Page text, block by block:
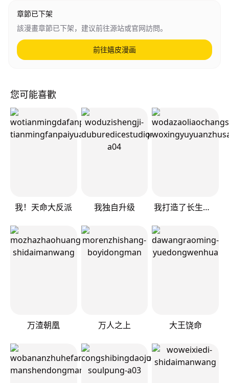
章節已下架
該漫畫章節已下架，建议前往源站或官网訪問。
前往嬉皮漫画
您可能喜歡
我！天命大反派 我独自升级 我打造了长生俱乐部
万渣朝凰 万人之上 大王饶命